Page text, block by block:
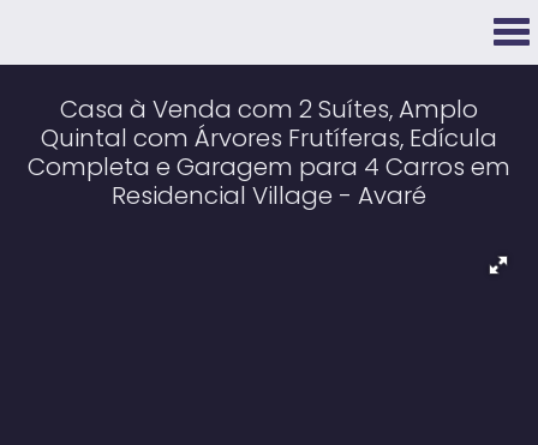
Casa à Venda com 2 Suítes, Amplo
Quintal com Árvores Frutíferas, Edícula
Completa e Garagem para 4 Carros em
Residencial Village - Avaré